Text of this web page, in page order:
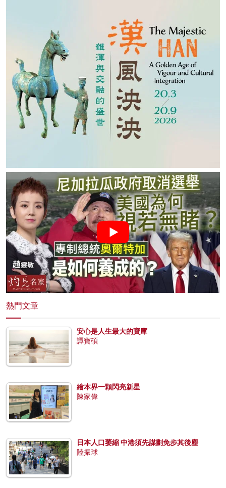
熱門文章
安心是人生最大的寶庫
譚寶碩
繪本界一顆閃亮新星
陳家偉
日本人口萎縮 中港須先謀劃免步其後塵
陸振球